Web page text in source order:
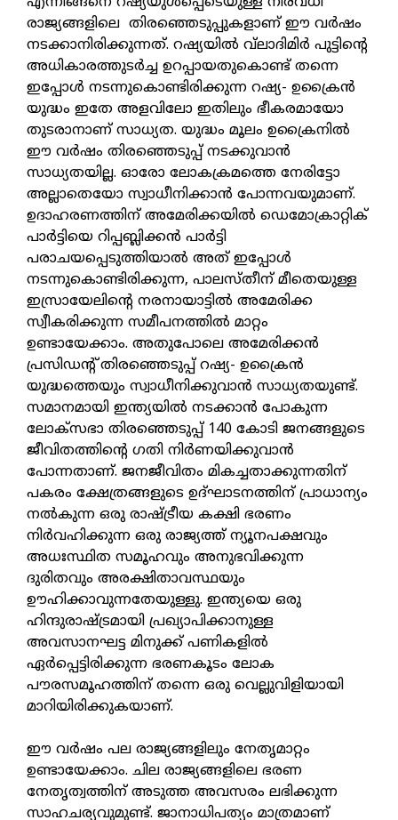
രാജ്യങ്ങളിലെ തിരഞ്ഞെടുപ്പുകളാണ് ഈ വര്‍ഷം
നടക്കാനിരിക്കുന്നത്. റഷ്യയില്‍ വ്‌ലാദിമിര്‍ പുട്ടിന്റെ
അധികാരത്തുടര്‍ച്ച ഉറപ്പായതുകൊണ്ട് തന്നെ
ഇപ്പോള്‍ നടന്നുകൊണ്ടിരിക്കുന്ന റഷ്യ- ഉക്രൈന്‍
യുദ്ധം ഇതേ അളവിലോ ഇതിലും ഭീകരമായോ
തുടരാനാണ് സാധ്യത. യുദ്ധം മൂലം ഉക്രൈനില്‍
ഈ വര്‍ഷം തിരഞ്ഞെടുപ്പ് നടക്കുവാന്‍
സാധ്യതയില്ല. ഓരോ ലോകക്രമത്തെ നേരിട്ടോ
അല്ലാതെയോ സ്വാധീനിക്കാന്‍ പോന്നവയുമാണ്.
ഉദാഹരണത്തിന് അമേരിക്കയില്‍ ഡെമോക്രാറ്റിക്
പാര്‍ട്ടിയെ റിപ്പബ്ലിക്കന്‍ പാര്‍ട്ടി
പരാചയപ്പെടുത്തിയാല്‍ അത് ഇപ്പോള്‍
നടന്നുകൊണ്ടിരിക്കുന്ന, പാലസ്തീന് മീതെയുള്ള
ഇസ്രായേലിന്റെ നരനായാട്ടില്‍ അമേരിക്ക
സ്വീകരിക്കുന്ന സമീപനത്തില്‍ മാറ്റം
ഉണ്ടായേക്കാം. അതുപോലെ അമേരിക്കന്‍
പ്രസിഡന്റ് തിരഞ്ഞെടുപ്പ് റഷ്യ- ഉക്രൈന്‍
യുദ്ധത്തെയും സ്വാധീനിക്കുവാന്‍ സാധ്യതയുണ്ട്.
സമാനമായി ഇന്ത്യയില്‍ നടക്കാന്‍ പോകുന്ന
ലോക്‌സഭാ തിരഞ്ഞെടുപ്പ് 140 കോടി ജനങ്ങളുടെ
ജീവിതത്തിന്റെ ഗതി നിര്‍ണയിക്കുവാന്‍
പോന്നതാണ്. ജനജീവിതം മികച്ചതാക്കുന്നതിന്
പകരം ക്ഷേത്രങ്ങളുടെ ഉദ്ഘാടനത്തിന് പ്രാധാന്യം
നല്‍കുന്ന ഒരു രാഷ്ട്രീയ കക്ഷി ഭരണം
നിര്‍വഹിക്കുന്ന ഒരു രാജ്യത്ത് ന്യൂനപക്ഷവും
അധഃസ്ഥിത സമൂഹവും അനുഭവിക്കുന്ന
ദുരിതവും അരക്ഷിതാവസ്ഥയും
ഊഹിക്കാവുന്നതേയുള്ളു. ഇന്ത്യയെ ഒരു
ഹിന്ദുരാഷ്ട്രമായി പ്രഖ്യാപിക്കാനുള്ള
അവസാനഘട്ട മിനുക്ക് പണികളില്‍
ഏര്‍പ്പെട്ടിരിക്കുന്ന ഭരണകൂടം ലോക
പൗരസമൂഹത്തിന് തന്നെ ഒരു വെല്ലുവിളിയായി
മാറിയിരിക്കുകയാണ്.
ഈ വര്‍ഷം പല രാജ്യങ്ങളിലും നേതൃമാറ്റം
ഉണ്ടായേക്കാം. ചില രാജ്യങ്ങളിലെ ഭരണ
നേതൃത്വത്തിന് അടുത്ത അവസരം ലഭിക്കുന്ന
സാഹചര്യവുമുണ്ട്. ജാനാധിപത്യം മാത്രമാണ്